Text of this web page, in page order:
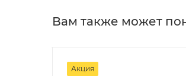
Вам также может
Акция